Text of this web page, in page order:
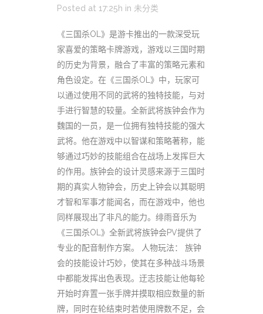
Posted at 17:25h in 未分类
《三国杀OL》是游卡推出的一款深受玩
家喜爱的策略卡牌游戏，游戏以三国时期
的历史为背景，融合了丰富的策略元素和
角色设定。在《三国杀OL》中，玩家可
以通过使用不同的武将的独特技能，与对
手进行智慧的较量。全新武将族钟会作为
魏国的一员，是一位拥有独特技能的强大
武将。他在游戏中以智谋和策略著称，能
够通过巧妙的技能组合在战场上发挥巨大
的作用。族钟会的设计灵感来源于三国时
期的真实人物钟会，历史上钟会以其聪明
才智和军事才能闻名，而在游戏中，他也
同样展现出了非凡的能力。绯雨音乐为
《三国杀OL》全新武将族钟会PV提供了
专业的配音制作方案。 人物玩法： 族钟
会的技能设计巧妙，使其在多种战斗场景
中都能发挥出色表现。迂志技能让他每轮
开始时弃置一张手牌并摸取相应数量的新
牌，同时在轮结束时若使用牌数不足，会